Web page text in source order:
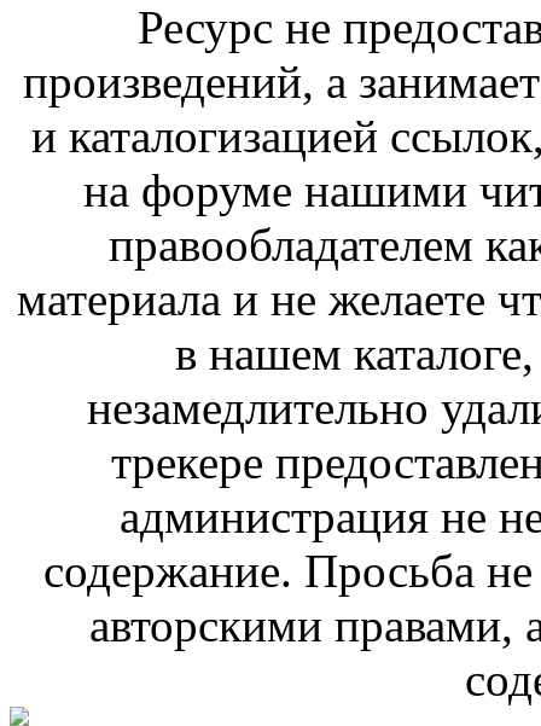
Ресурс не
произведений, а
и каталогизацией
на форуме нашими
правообладателем
материала и не желаете
в нашем
незамедлительно
трекере
администрация не
содержание. Просьба
авторскими правами,